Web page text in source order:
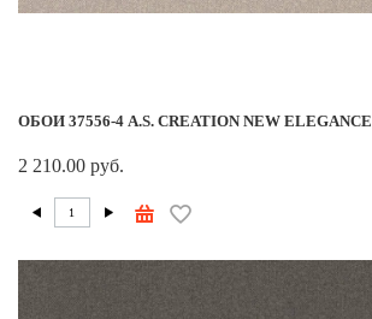
ОБОИ 37556-4 A.S. CREATION NEW ELEGANCE
2 210.00 руб.